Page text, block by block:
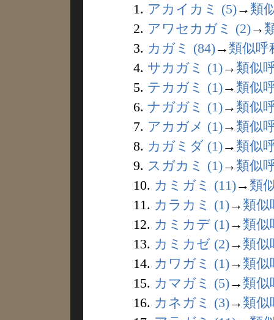
1. アカイカミ (5)→ 類
2. アワセカガミ (2)→
3. カガミ (84)→ 類似呼
4. サカガミ (1)→ 類似
5. テカガミ (1)→ 類似
6. ナガガミ (1)→ 類似
7. アカガメ (1)→ 類似
8. カガミダ (1)→ 類似
9. スガカミ (1)→ 類似
10. カミガミ (11)→ 類
11. カラカミ (1)→ 類似
12. カミカデ (1)→ 類似
13. カミカゼ (2)→ 類似
14. カワガミ (1)→ 類似
15. カマガミ (5)→ 類似
16. カネガミ (3)→ 類似